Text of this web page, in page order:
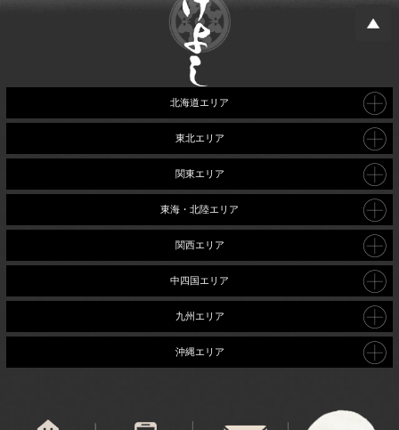
北海道エリア
東北エリア
関東エリア
東海・北陸エリア
関西エリア
中四国エリア
九州エリア
沖縄エリア